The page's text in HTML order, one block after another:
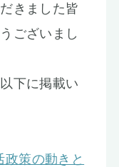
きました皆
ございまし
下に掲載い
政策の動きと